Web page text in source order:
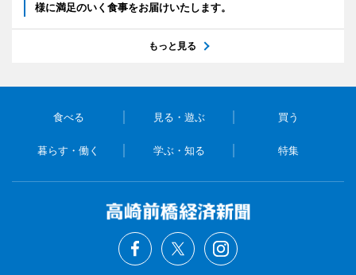
様に満足のいく食事をお届けいたします。
もっと見る
食べる 見る・遊ぶ 買う
暮らす・働く 学ぶ・知る 特集